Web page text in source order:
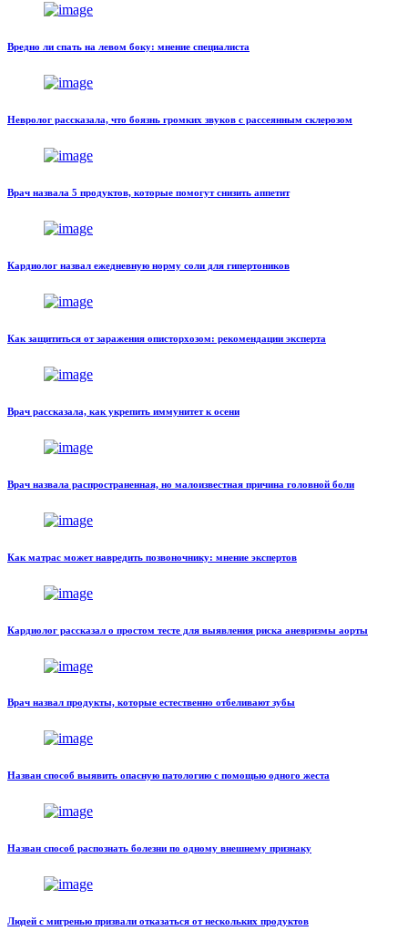
Вредно ли спать на левом боку: мнение специалиста
Невролог рассказала, что боязнь громких звуков с рассеянным склерозом
Врач назвала 5 продуктов, которые помогут снизить аппетит
Кардиолог назвал ежедневную норму соли для гипертоников
Как защититься от заражения описторхозом: рекомендации эксперта
Врач рассказала, как укрепить иммунитет к осени
Врач назвала распространенная, но малоизвестная причина головной боли
Как матрас может навредить позвоночнику: мнение экспертов
Кардиолог рассказал о простом тесте для выявления риска аневризмы аорты
Врач назвал продукты, которые естественно отбеливают зубы
Назван способ выявить опасную патологию с помощью одного жеста
Назван способ распознать болезни по одному внешнему признаку
Людей с мигренью призвали отказаться от нескольких продуктов